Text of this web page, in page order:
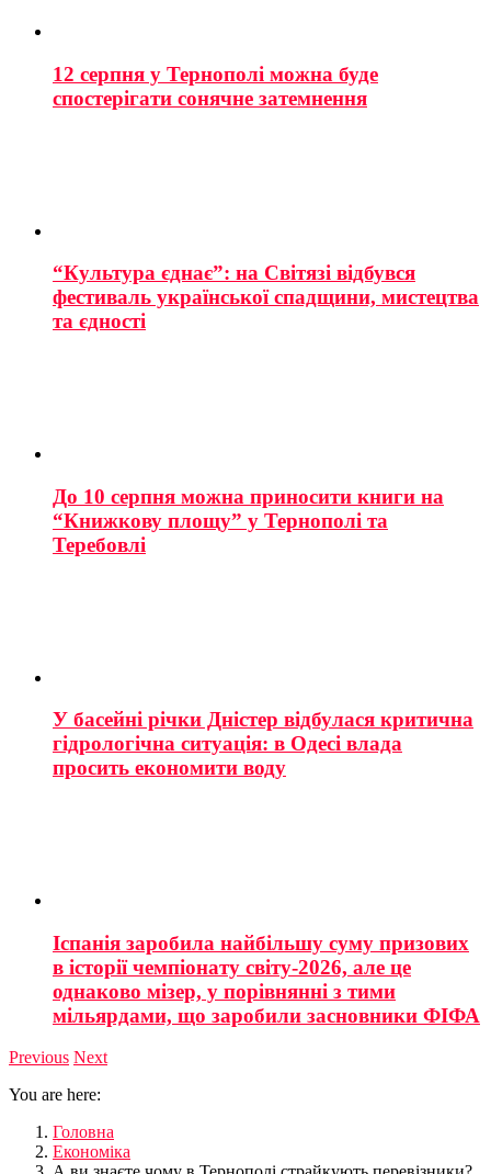
12 серпня у Тернополі можна буде
спостерігати сонячне затемнення
“Культура єднає”: на Світязі відбувся
фестиваль української спадщини, мистецтва
та єдності
До 10 серпня можна приносити книги на
“Книжкову площу” у Тернополі та
Теребовлі
У басейні річки Дністер відбулася критична
гідрологічна ситуація: в Одесі влада
просить економити воду
Іспанія заробила найбільшу суму призових
в історії чемпіонату світу-2026, але це
однаково мізер, у порівнянні з тими
мільярдами, що заробили засновники ФІФА
Previous Next
You are here:
Головна
Економіка